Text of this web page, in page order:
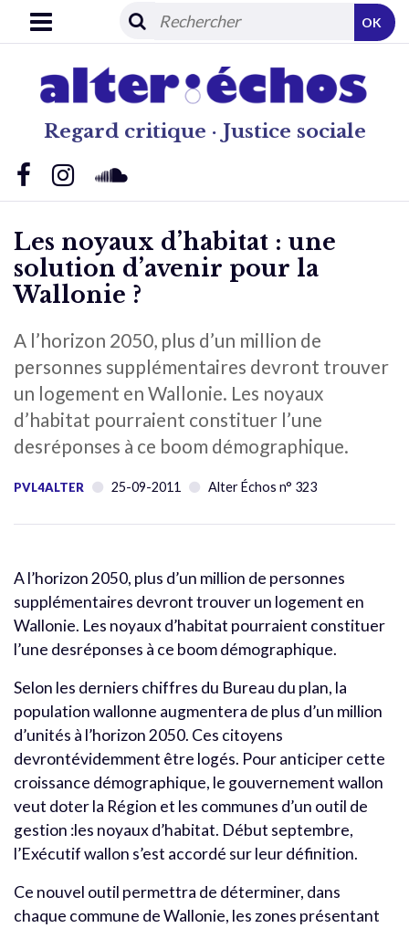
Regard critique · Justice sociale
OK
Les noyaux d’habitat : une
solution d’avenir pour la
Wallonie ?
A l’horizon 2050, plus d’un million de
personnes supplémentaires devront trouver
un logement en Wallonie. Les noyaux
d’habitat pourraient constituer l’une
desréponses à ce boom démographique.
PVL4ALTER 25-09-2011 Alter Échos n° 323
A l’horizon 2050, plus d’un million de personnes
supplémentaires devront trouver un logement en
Wallonie. Les noyaux d’habitat pourraient constituer
l’une desréponses à ce boom démographique.
Selon les derniers chiffres du Bureau du plan, la
population wallonne augmentera de plus d’un million
d’unités à l’horizon 2050. Ces citoyens
devrontévidemment être logés. Pour anticiper cette
croissance démographique, le gouvernement wallon
veut doter la Région et les communes d’un outil de
gestion :les noyaux d’habitat. Début septembre,
l’Exécutif wallon s’est accordé sur leur définition.
Ce nouvel outil permettra de déterminer, dans
chaque commune de Wallonie, les zones présentant